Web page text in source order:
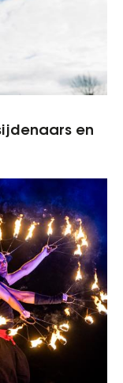
en